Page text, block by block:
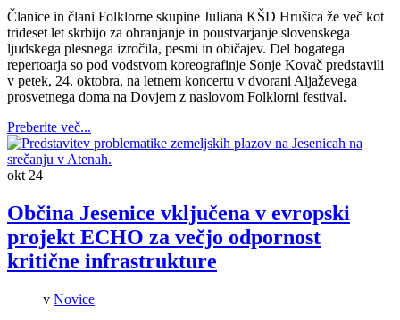
Članice in člani Folklorne skupine Juliana KŠD Hrušica že več kot
trideset let skrbijo za ohranjanje in poustvarjanje slovenskega
ljudskega plesnega izročila, pesmi in običajev. Del bogatega
repertoarja so pod vodstvom koreografinje Sonje Kovač predstavili
v petek, 24. oktobra, na letnem koncertu v dvorani Aljaževega
prosvetnega doma na Dovjem z naslovom Folklorni festival.
Preberite več...
okt 24
Občina Jesenice vključena v evropski
projekt ECHO za večjo odpornost
kritične infrastrukture
v Novice